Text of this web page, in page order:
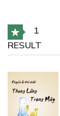
1
RESULT